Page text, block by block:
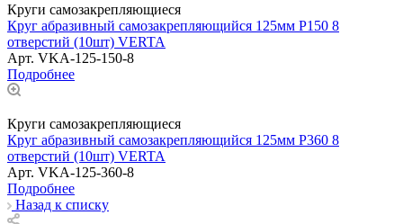
Круги самозакрепляющиеся
Круг абразивный самозакрепляющийся 125мм Р150 8
отверстий (10шт) VERTA
Арт. VKA-125-150-8
Подробнее
Круги самозакрепляющиеся
Круг абразивный самозакрепляющийся 125мм Р360 8
отверстий (10шт) VERTA
Арт. VKA-125-360-8
Подробнее
Назад к списку